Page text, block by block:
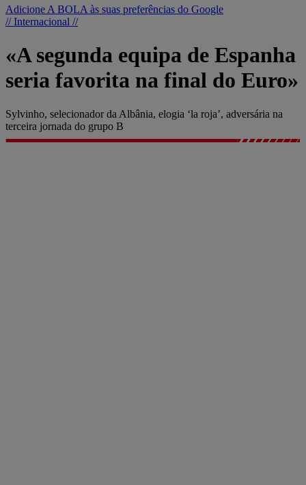
Adicione A BOLA às suas preferências do Google
// Internacional //
«A segunda equipa de Espanha
seria favorita na final do Euro»
Sylvinho, selecionador da Albânia, elogia ‘la roja’, adversária na
terceira jornada do grupo B